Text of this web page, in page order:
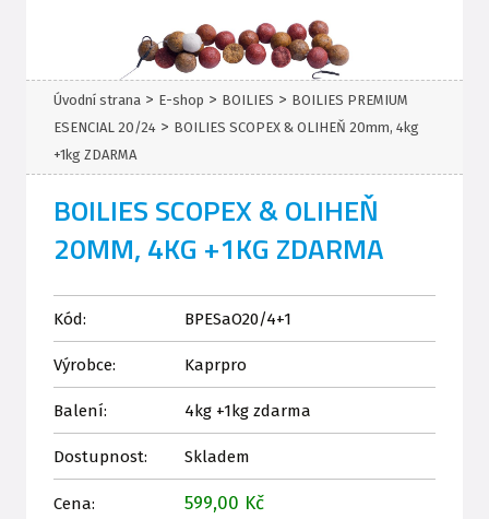
Úvodní strana > E-shop > BOILIES > BOILIES PREMIUM
ESENCIAL 20/24 > BOILIES SCOPEX & OLIHEŇ 20mm, 4kg
+1kg ZDARMA
BOILIES SCOPEX & OLIHEŇ
20MM, 4KG +1KG ZDARMA
Kód: BPESaO20/4+1
Výrobce: Kaprpro
Balení: 4kg +1kg zdarma
Dostupnost: Skladem
Cena: 599,00 Kč